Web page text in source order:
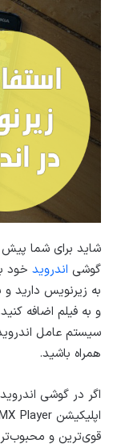
شاید برای شما پیش
گوشی اندروید خود
به زیرنویس دارید و
و به فیلم اضافه
سیستم عامل
همراه باشید.
اگر در گوشی
قوی‌ترین و